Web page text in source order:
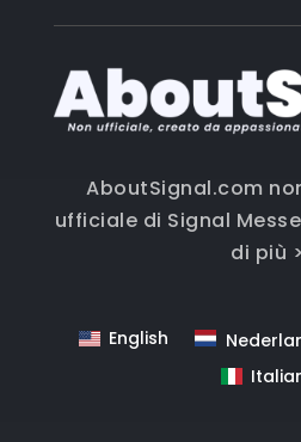
AboutSignal.com
ufficiale di Signal
di più >
English